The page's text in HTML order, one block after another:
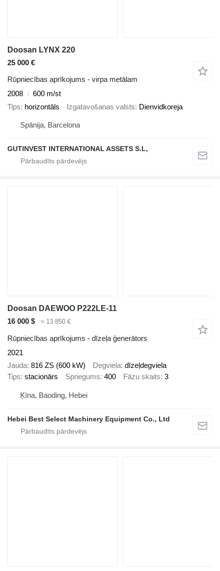
Doosan LYNX 220
25 000 €
Rūpniecības aprīkojums - virpa metālam
2008
600 m/st
Tips horizontāls Izgatavošanas valsts Dienvidkoreja
Spānija, Barcelona
GUTINVEST INTERNATIONAL ASSETS S.L,
Doosan DAEWOO P222LE-11
16 000 $
≈ 13 850 €
Rūpniecības aprīkojums - dīzeļa ģenerātors
2021
Jauda 816 ZS (600 kW) Degviela dīzeļdegviela
Tips stacionārs Spriegums 400 Fāzu skaits 3
Ķīna, Baoding, Hebei
Hebei Best Select Machinery Equipment Co., Ltd